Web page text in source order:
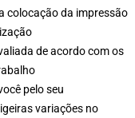
colocação da impressão
de acordo com os
pelo seu
variações no